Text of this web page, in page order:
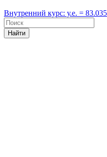
Внутренний курс: у.е. =
Найти